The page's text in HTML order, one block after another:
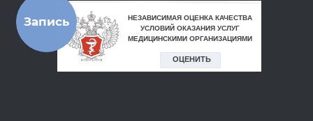
Запись